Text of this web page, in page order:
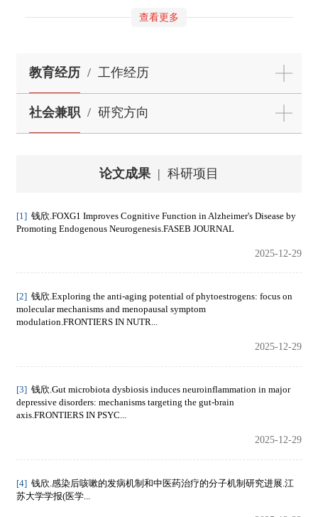
查看更多
教育经历 / 工作经历
社会兼职 / 研究方向
论文成果 | 科研项目
[1] 钱欣.FOXG1 Improves Cognitive Function in Alzheimer's Disease by
Promoting Endogenous Neurogenesis.FASEB JOURNAL
2025-12-29
[2] 钱欣.Exploring the anti-aging potential of phytoestrogens: focus on
molecular mechanisms and menopausal symptom
modulation.FRONTIERS IN NUTR...
2025-12-29
[3] 钱欣.Gut microbiota dysbiosis induces neuroinflammation in major
depressive disorders: mechanisms targeting the gut-brain
axis.FRONTIERS IN PSYC...
2025-12-29
[4] 钱欣.感染后咳嗽的发病机制和中医药治疗的分子机制研究进展.江
苏大学学报(医学...